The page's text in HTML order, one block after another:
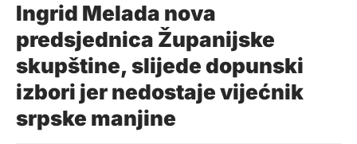
Ingrid Melada nova
predsjednica Županijske
skupštine, slijede dopunski
izbori jer nedostaje vijećnik
srpske manjine